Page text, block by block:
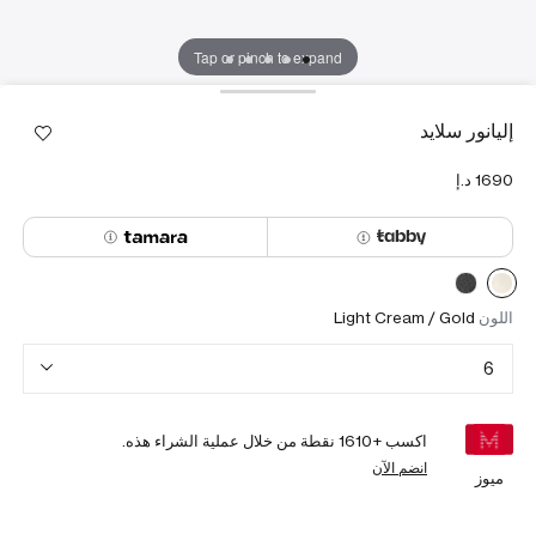
Tap or pinch to expand
إليانور سلايد
اللون Light Cream / Gold
6
ميوز
اكسب +1610 نقطة من خلال عملية الشراء هذه.
انضم الآن